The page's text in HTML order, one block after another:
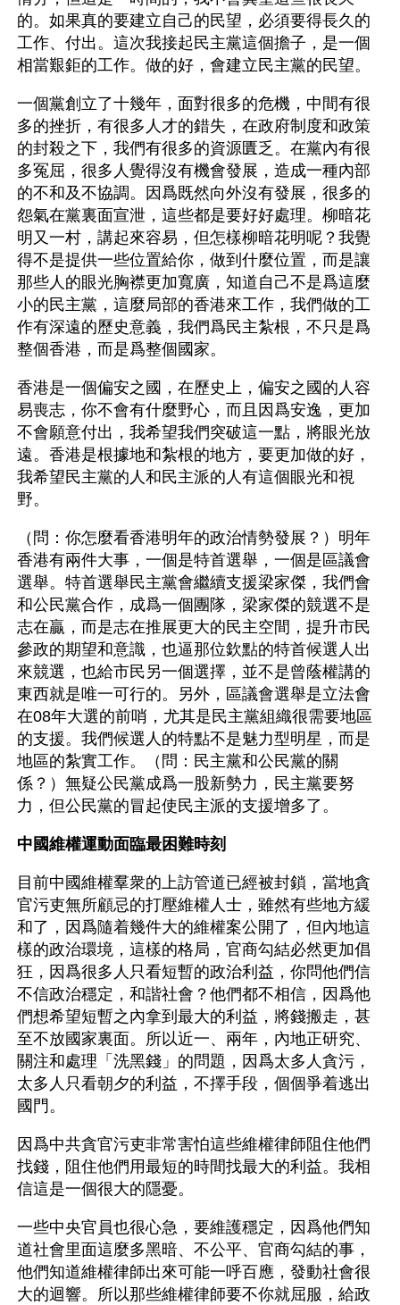
的。如果真的要建立自己的民望，必須要得長久的
工作、付出。這次我接起民主黨這個擔子，是一個
相當艱鉅的工作。做的好，會建立民主黨的民望。
一個黨創立了十幾年，面對很多的危機，中間有很
多的挫折，有很多人才的錯失，在政府制度和政策
的封殺之下，我們有很多的資源匱乏。在黨內有很
多冤屈，很多人覺得沒有機會發展，造成一種內部
的不和及不協調。因爲既然向外沒有發展，很多的
怨氣在黨裏面宣泄，這些都是要好好處理。柳暗花
明又一村，講起來容易，但怎樣柳暗花明呢？我覺
得不是提供一些位置給你，做到什麼位置，而是讓
那些人的眼光胸襟更加寬廣，知道自己不是爲這麼
小的民主黨，這麼局部的香港來工作，我們做的工
作有深遠的歷史意義，我們爲民主紮根，不只是爲
整個香港，而是爲整個國家。
香港是一個偏安之國，在歷史上，偏安之國的人容
易喪志，你不會有什麼野心，而且因爲安逸，更加
不會願意付出，我希望我們突破這一點，將眼光放
遠。香港是根據地和紮根的地方，要更加做的好，
我希望民主黨的人和民主派的人有這個眼光和視
野。
（問：你怎麼看香港明年的政治情勢發展？）明年
香港有兩件大事，一個是特首選舉，一個是區議會
選舉。特首選舉民主黨會繼續支援梁家傑，我們會
和公民黨合作，成爲一個團隊，梁家傑的競選不是
志在贏，而是志在推展更大的民主空間，提升市民
參政的期望和意識，也逼那位欽點的特首候選人出
來競選，也給市民另一個選擇，並不是曾蔭權講的
東西就是唯一可行的。另外，區議會選舉是立法會
在08年大選的前哨，尤其是民主黨組織很需要地區
的支援。我們候選人的特點不是魅力型明星，而是
地區的紮實工作。（問：民主黨和公民黨的關
係？）無疑公民黨成爲一股新勢力，民主黨要努
力，但公民黨的冒起使民主派的支援增多了。
中國維權運動面臨最困難時刻
目前中國維權羣衆的上訪管道已經被封鎖，當地貪
官污吏無所顧忌的打壓維權人士，雖然有些地方緩
和了，因爲隨着幾件大的維權案公開了，但內地這
樣的政治環境，這樣的格局，官商勾結必然更加倡
狂，因爲很多人只看短暫的政治利益，你問他們信
不信政治穩定，和諧社會？他們都不相信，因爲他
們想希望短暫之內拿到最大的利益，將錢搬走，甚
至不放國家裏面。所以近一、兩年，內地正研究、
關注和處理「洗黑錢」的問題，因爲太多人貪污，
太多人只看朝夕的利益，不擇手段，個個爭着逃出
國門。
因爲中共貪官污吏非常害怕這些維權律師阻住他們
找錢，阻住他們用最短的時間找最大的利益。我相
信這是一個很大的隱憂。
一些中央官員也很心急，要維護穩定，因爲他們知
道社會里面這麼多黑暗、不公平、官商勾結的事，
他們知道維權律師出來可能一呼百應，發動社會很
大的迴響。所以那些維權律師要不你就屈服，給政